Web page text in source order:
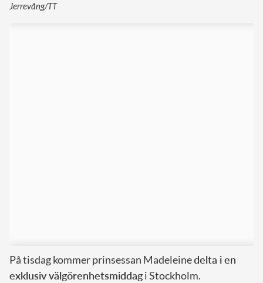
Jerrevång/TT
På tisdag kommer prinsessan Madeleinedelta i en
exklusiv välgörenhetsmiddagi Stockholm.